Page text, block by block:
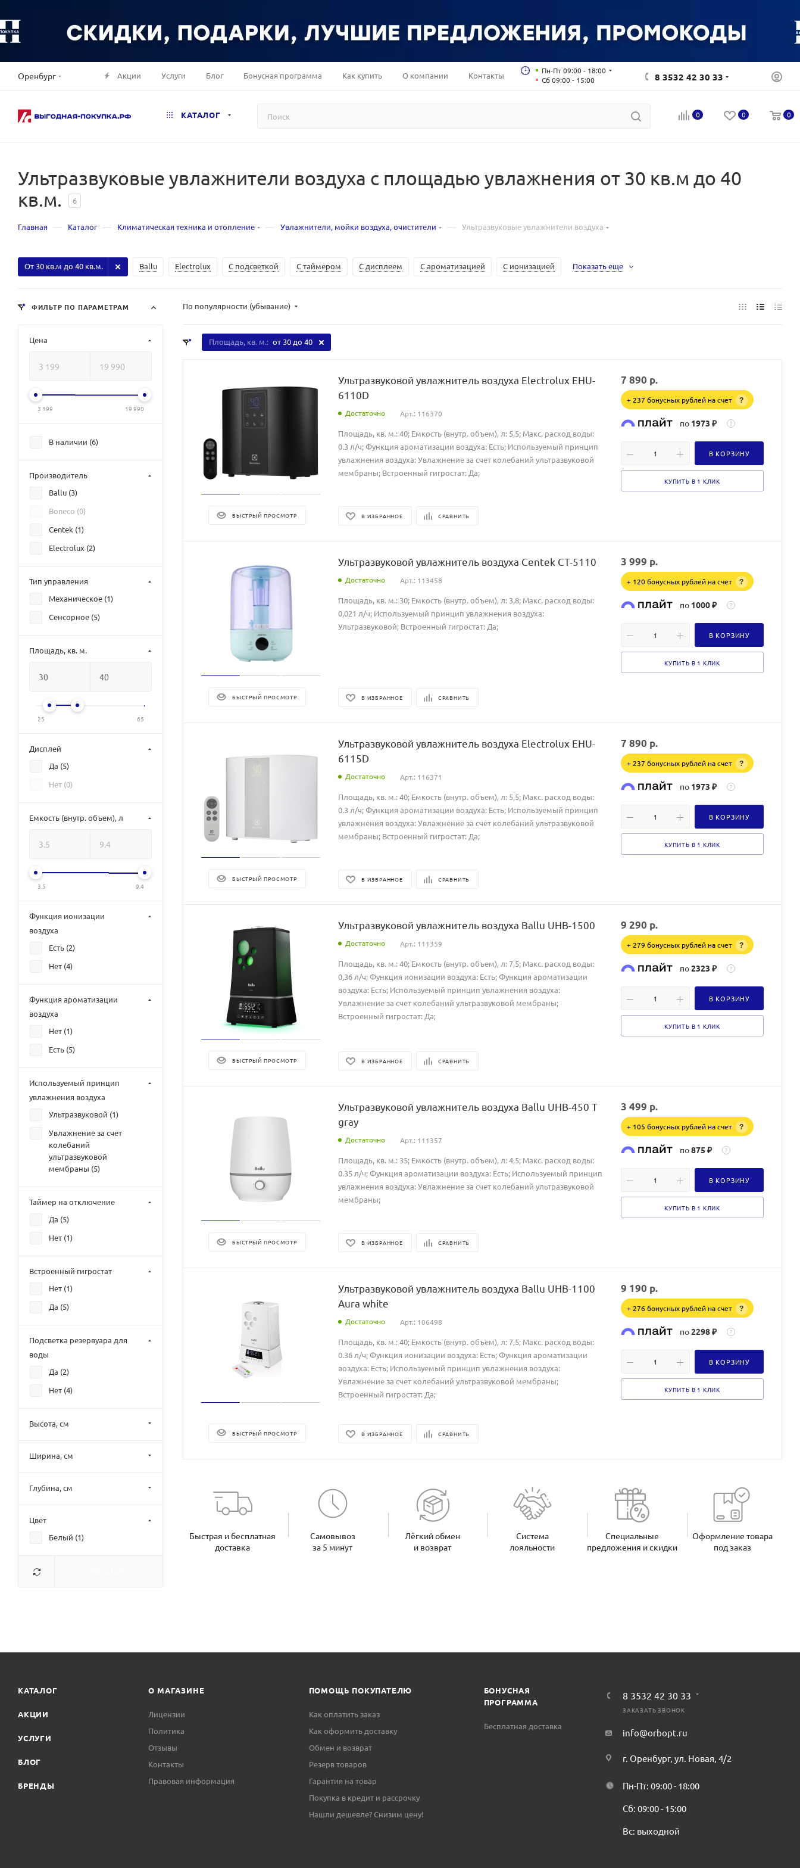
Оренбург Акции Услуги Блог Бонусная программа Как купить О компании Контакты
Пн-Пт 09:00 - 18:00
Сб 09:00 - 15:00
8 3532 42 30 33
КАТАЛОГ 0 0 0
Ультразвуковые увлажнители воздуха с площадью увлажнения от 30 кв.м до 40
кв.м.
6
Главная — Каталог — Климатическая техника и отопление — Увлажнители, мойки воздуха, очистители — Ультразвуковые увлажнители воздуха
Ballu Electrolux С подсветкой С таймером С дисплеем С ароматизацией С ионизацией
От 30 кв.м до 40 кв.м. Показать еще
По популярности (убывание)
Площадь, кв. м.: от 30 до 40
БЫСТРЫЙ ПРОСМОТР
Ультразвуковой увлажнитель воздуха Electrolux EHU-
6110D
Достаточно Арт.: 116370
Площадь, кв. м.: 40; Емкость (внутр. объем), л: 5,5; Макс. расход воды:
0.3 л/ч; Функция ароматизации воздуха: Есть; Используемый принцип
увлажнения воздуха: Увлажнение за счет колебаний ультразвуковой
мембраны; Встроенный гигростат: Да;
В ИЗБРАННОЕ СРАВНИТЬ
7 890 р.
+ 237 бонусных рублей на счет ?
по 1973 ₽ ?
В КОРЗИНУ
КУПИТЬ В 1 КЛИК
БЫСТРЫЙ ПРОСМОТР
Ультразвуковой увлажнитель воздуха Centek CT-5110
Достаточно Арт.: 113458
Площадь, кв. м.: 30; Емкость (внутр. объем), л: 3,8; Макс. расход воды:
0,021 л/ч; Используемый принцип увлажнения воздуха:
Ультразвуковой; Встроенный гигростат: Да;
В ИЗБРАННОЕ СРАВНИТЬ
3 999 р.
+ 120 бонусных рублей на счет ?
по 1000 ₽ ?
В КОРЗИНУ
КУПИТЬ В 1 КЛИК
БЫСТРЫЙ ПРОСМОТР
Ультразвуковой увлажнитель воздуха Electrolux EHU-
6115D
Достаточно Арт.: 116371
Площадь, кв. м.: 40; Емкость (внутр. объем), л: 5,5; Макс. расход воды:
0.3 л/ч; Функция ароматизации воздуха: Есть; Используемый принцип
увлажнения воздуха: Увлажнение за счет колебаний ультразвуковой
мембраны; Встроенный гигростат: Да;
В ИЗБРАННОЕ СРАВНИТЬ
7 890 р.
+ 237 бонусных рублей на счет ?
по 1973 ₽ ?
В КОРЗИНУ
КУПИТЬ В 1 КЛИК
БЫСТРЫЙ ПРОСМОТР
Ультразвуковой увлажнитель воздуха Ballu UHB-1500
Достаточно Арт.: 111359
Площадь, кв. м.: 40; Емкость (внутр. объем), л: 7,5; Макс. расход воды:
0,36 л/ч; Функция ионизации воздуха: Есть; Функция ароматизации
воздуха: Есть; Используемый принцип увлажнения воздуха:
Увлажнение за счет колебаний ультразвуковой мембраны;
Встроенный гигростат: Да;
В ИЗБРАННОЕ СРАВНИТЬ
9 290 р.
+ 279 бонусных рублей на счет ?
по2323 ₽ ?
В КОРЗИНУ
КУПИТЬ В 1 КЛИК
БЫСТРЫЙ ПРОСМОТР
Ультразвуковой увлажнитель воздуха Ballu UHB-450 T
gray
Достаточно Арт.: 111357
Площадь, кв. м.: 35; Емкость (внутр. объем), л: 4,5; Макс. расход воды:
0.35 л/ч; Функция ароматизации воздуха: Есть; Используемый принцип
увлажнения воздуха: Увлажнение за счет колебаний ультразвуковой
мембраны;
В ИЗБРАННОЕ СРАВНИТЬ
3 499 р.
+ 105 бонусных рублей на счет ?
по875 ₽ ?
В КОРЗИНУ
КУПИТЬ В 1 КЛИК
БЫСТРЫЙ ПРОСМОТР
Ультразвуковой увлажнитель воздуха Ballu UHB-1100
Aura white
Достаточно Арт.: 106498
Площадь, кв. м.: 40; Емкость (внутр. объем), л: 7,5; Макс. расход воды:
0.36 л/ч; Функция ионизации воздуха: Есть; Функция ароматизации
воздуха: Есть; Используемый принцип увлажнения воздуха:
Увлажнение за счет колебаний ультразвуковой мембраны;
Встроенный гигростат: Да;
В ИЗБРАННОЕ СРАВНИТЬ
9 190 р.
+ 276 бонусных рублей на счет ?
по2298 ₽ ?
В КОРЗИНУ
КУПИТЬ В 1 КЛИК
Быстрая и бесплатная
доставка
Самовывоз
за 5 минут
Лёгкий обмен
и возврат
Система
лояльности
Специальные
предложения и скидки
Оформление товара
под заказ
ФИЛЬТР ПО ПАРАМЕТРАМ
Цена
3 199 19 990
В наличии (6)
Производитель
Ballu (3)
Boneco (0)
Centek (1)
Electrolux (2)
Тип управления
Механическое (1)
Сенсорное (5)
Площадь, кв. м.
25 65
Дисплей
Да (5)
Нет (0)
Емкость (внутр. объем), л
3.5 9.4
Функция ионизации
воздуха
Есть (2)
Нет (4)
Функция ароматизации
воздуха
Нет (1)
Есть (5)
Используемый принцип
увлажнения воздуха
Ультразвуковой (1)
Увлажнение за счет
колебаний
ультразвуковой
мембраны (5)
Таймер на отключение
Да (5)
Нет (1)
Встроенный гигростат
Нет (1)
Да (5)
Подсветка резервуара для
воды
Да (2)
Нет (4)
Высота, см
Ширина, см
Глубина, см
Цвет
Белый (1)
КАТАЛОГ
АКЦИИ
УСЛУГИ
БЛОГ
БРЕНДЫ
О МАГАЗИНЕ
Лицензии
Политика
Отзывы
Контакты
Правовая информация
ПОМОЩЬ ПОКУПАТЕЛЮ
Как оплатить заказ
Как оформить доставку
Обмен и возврат
Резерв товаров
Гарантия на товар
Покупка в кредит и рассрочку
Нашли дешевле? Снизим цену!
БОНУСНАЯ
ПРОГРАММА
Бесплатная доставка
8 3532 42 30 33
ЗАКАЗАТЬ ЗВОНОК
info@orbopt.ru
г. Оренбург, ул. Новая, 4/2
Пн-Пт: 09:00 - 18:00
Сб: 09:00 - 15:00
Вс: выходной